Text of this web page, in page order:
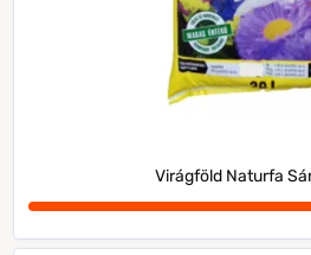
Virágföld Naturfa